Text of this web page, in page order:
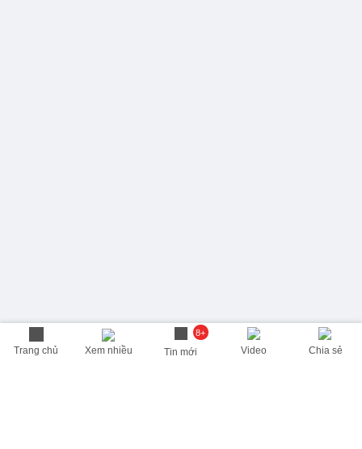
Trang chủ Xem nhiều
8+
Tin mới Video Chia sẻ